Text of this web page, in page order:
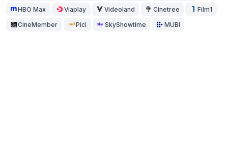
HBO Max Viaplay Videoland Cinetree Film1
CineMember Picl SkyShowtime MUBI